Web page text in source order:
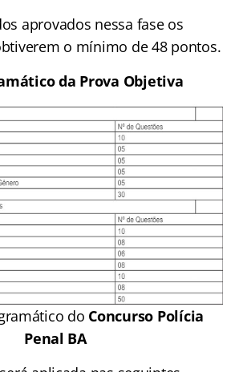
aprovados nessa fase os
o mínimo de 48 pontos.
da Prova Objetiva
do Concurso Polícia
Penal BA